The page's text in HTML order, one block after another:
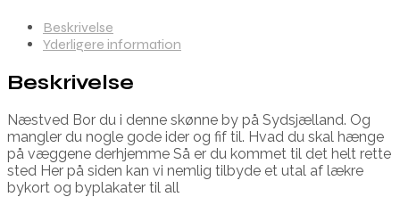
Beskrivelse
Yderligere information
Beskrivelse
Næstved Bor du i denne skønne by på Sydsjælland. Og
mangler du nogle gode ider og fif til. Hvad du skal hænge
på væggene derhjemme Så er du kommet til det helt rette
sted Her på siden kan vi nemlig tilbyde et utal af lækre
bykort og byplakater til all